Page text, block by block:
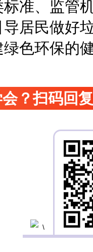
准、监管
居民做好
色环保的
？扫码回